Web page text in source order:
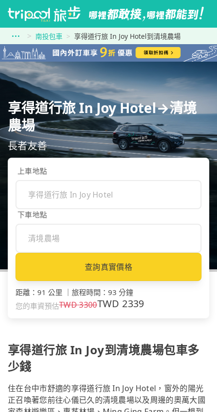
南投包車 享得道行旅 In Joy Hotel到清境農場
享得道行旅 In Joy Hotel→清境
農場
長者友善
上車地點
下車地點
查詢真實價格
距離 ： 91 公里 旅程時間 ： 93 分鐘
您的車資預估TWD3300TWD 2339
享得道行旅 In Joy到清境農場包車多
少錢
住在台中市舒適的享得道行旅 In Joy Hotel，窗外的陽光
正召喚著您前往心儀已久的清境農場以及周邊的奧萬大國